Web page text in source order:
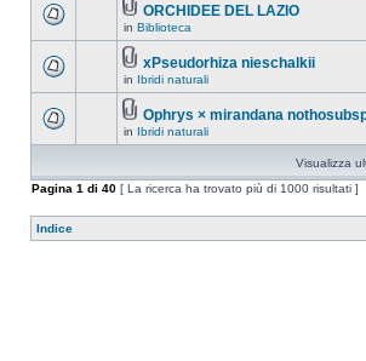
ORCHIDEE DEL LAZIO
in Biblioteca
xPseudorhiza nieschalkii
in Ibridi naturali
Ophrys × mirandana
in Ibridi naturali
Visualizza
Pagina 1 di 40 [ La ricerca ha trovato più di 1000 risultati ]
Indice